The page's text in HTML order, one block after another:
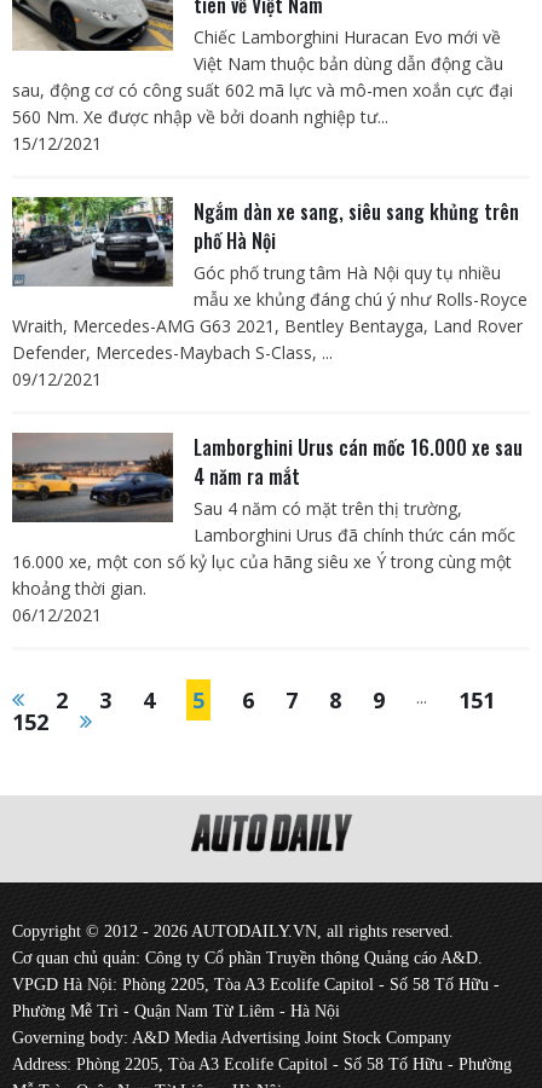
Chiếc Lamborghini Huracan Evo mới về
Việt Nam thuộc bản dùng dẫn động cầu
sau, động cơ có công suất 602 mã lực và mô-men xoắn cực đại
560 Nm. Xe được nhập về bởi doanh nghiệp tư...
15/12/2021
Ngắm dàn xe sang, siêu sang khủng trên
phố Hà Nội
Góc phố trung tâm Hà Nội quy tụ nhiều
mẫu xe khủng đáng chú ý như Rolls-Royce
Wraith, Mercedes-AMG G63 2021, Bentley Bentayga, Land Rover
Defender, Mercedes-Maybach S-Class, ...
09/12/2021
Lamborghini Urus cán mốc 16.000 xe sau
4 năm ra mắt
Sau 4 năm có mặt trên thị trường,
Lamborghini Urus đã chính thức cán mốc
16.000 xe, một con số kỷ lục của hãng siêu xe Ý trong cùng một
khoảng thời gian.
06/12/2021
2 3 4 5 6 7 8 9 ... 151
152
Copyright © 2012 - 2026 AUTODAILY.VN, all rights reserved.
Cơ quan chủ quản: Công ty Cổ phần Truyền thông Quảng cáo A&D.
VPGD Hà Nội: Phòng 2205, Tòa A3 Ecolife Capitol - Số 58 Tố Hữu -
Phường Mễ Trì - Quận Nam Từ Liêm - Hà Nội
Governing body: A&D Media Advertising Joint Stock Company
Address: Phòng 2205, Tòa A3 Ecolife Capitol - Số 58 Tố Hữu - Phường